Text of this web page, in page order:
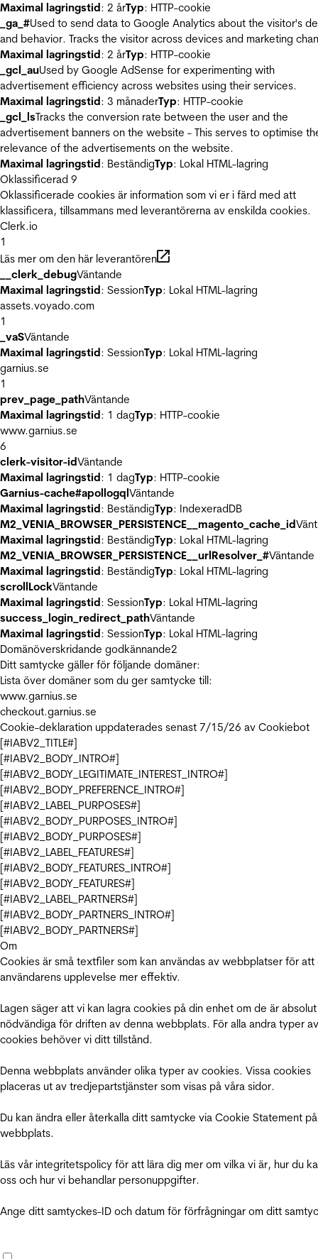
Maximal lagringstid: 2 årTyp: HTTP-cookie
_ga_#Used to send data to Google Analytics about the visitor's
and behavior. Tracks the visitor across devices and marketing
Maximal lagringstid: 2 årTyp: HTTP-cookie
_gcl_auUsed by Google AdSense for experimenting with
advertisement efficiency across websites using their services.
Maximal lagringstid: 3 månaderTyp: HTTP-cookie
_gcl_lsTracks the conversion rate between the user and the
advertisement banners on the website - This serves to optimise
relevance of the advertisements on the website.
Maximal lagringstid: BeständigTyp: Lokal HTML-lagring
Oklassificerad 9
Oklassificerade cookies är information som vi er i färd med att
klassificera, tillsammans med leverantörerna av enskilda cookies.
Clerk.io
1
Läs mer om den här leverantören
__clerk_debugVäntande
Maximal lagringstid: SessionTyp: Lokal HTML-lagring
assets.voyado.com
1
_vaSVäntande
Maximal lagringstid: SessionTyp: Lokal HTML-lagring
garnius.se
1
prev_page_pathVäntande
Maximal lagringstid: 1 dagTyp: HTTP-cookie
www.garnius.se
6
clerk-visitor-idVäntande
Maximal lagringstid: 1 dagTyp: HTTP-cookie
Garnius-cache#apollogqlVäntande
Maximal lagringstid: BeständigTyp: IndexeradDB
M2_VENIA_BROWSER_PERSISTENCE__magento_cache_id
Maximal lagringstid: BeständigTyp: Lokal HTML-lagring
M2_VENIA_BROWSER_PERSISTENCE__urlResolver_#Väntande
Maximal lagringstid: BeständigTyp: Lokal HTML-lagring
scrollLockVäntande
Maximal lagringstid: SessionTyp: Lokal HTML-lagring
success_login_redirect_pathVäntande
Maximal lagringstid: SessionTyp: Lokal HTML-lagring
Domänöverskridande godkännande2
Ditt samtycke gäller för följande domäner:
Lista över domäner som du ger samtycke till:
www.garnius.se
checkout.garnius.se
Cookie-deklaration uppdaterades senast 7/15/26 av Cookiebot
[#IABV2_TITLE#]
[#IABV2_BODY_INTRO#]
[#IABV2_BODY_LEGITIMATE_INTEREST_INTRO#]
[#IABV2_BODY_PREFERENCE_INTRO#]
[#IABV2_LABEL_PURPOSES#]
[#IABV2_BODY_PURPOSES_INTRO#]
[#IABV2_BODY_PURPOSES#]
[#IABV2_LABEL_FEATURES#]
[#IABV2_BODY_FEATURES_INTRO#]
[#IABV2_BODY_FEATURES#]
[#IABV2_LABEL_PARTNERS#]
[#IABV2_BODY_PARTNERS_INTRO#]
[#IABV2_BODY_PARTNERS#]
Om
Cookies är små textfiler som kan användas av webbplatser för att
användarens upplevelse mer effektiv.
Lagen säger att vi kan lagra cookies på din enhet om de är absolut
nödvändiga för driften av denna webbplats. För alla andra typer av
cookies behöver vi ditt tillstånd.
Denna webbplats använder olika typer av cookies. Vissa cookies
placeras ut av tredjepartstjänster som visas på våra sidor.
Du kan ändra eller återkalla ditt samtycke via Cookie Statement
webbplats.
Läs vår integritetspolicy för att lära dig mer om vilka vi är, hur du
oss och hur vi behandlar personuppgifter.
Ange ditt samtyckes-ID och datum för förfrågningar om ditt